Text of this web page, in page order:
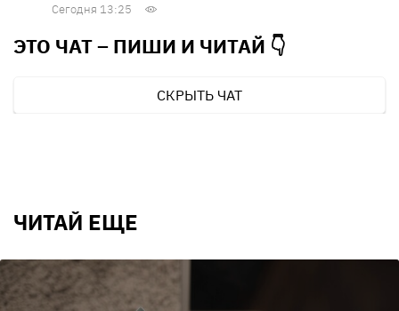
Сегодня 13:25
ЭТО ЧАТ – ПИШИ И ЧИТАЙ 👇
СКРЫТЬ ЧАТ
ЧИТАЙ ЕЩЕ